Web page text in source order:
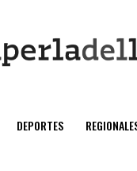
DEPORTES